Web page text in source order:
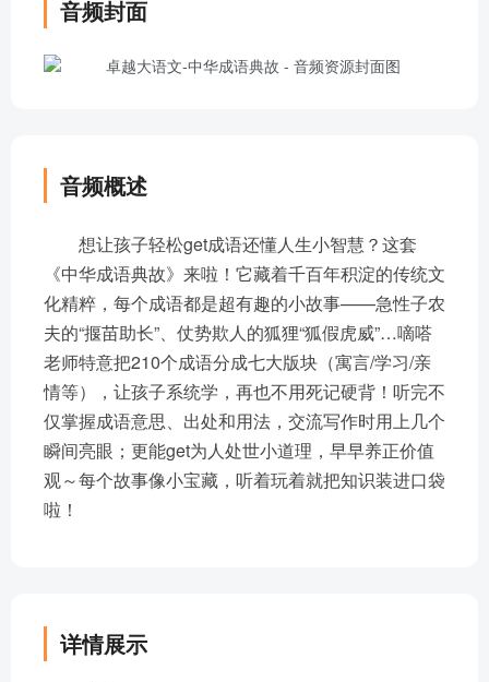
音频封面
音频概述
想让孩子轻松get成语还懂人生小智慧？这套
《中华成语典故》来啦！它藏着千百年积淀的传统文
化精粹，每个成语都是超有趣的小故事——急性子农
夫的“揠苗助长”、仗势欺人的狐狸“狐假虎威”…嘀嗒
老师特意把210个成语分成七大版块（寓言/学习/亲
情等），让孩子系统学，再也不用死记硬背！听完不
仅掌握成语意思、出处和用法，交流写作时用上几个
瞬间亮眼；更能get为人处世小道理，早早养正价值
观～每个故事像小宝藏，听着玩着就把知识装进口袋
啦！
详情展示